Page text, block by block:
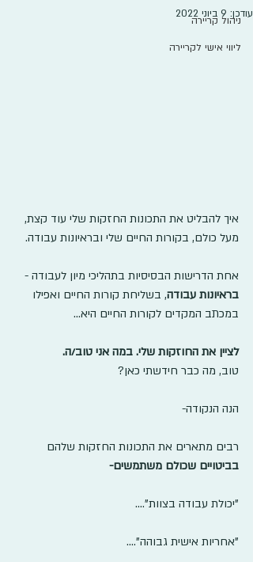
ניהול קריירה
ליווי אישי לקריירה
עודכן: 9 ביוני 2022
איך להבליט את התכונות החזקות שלי עוד קצת,
מעל כולם, בקורות החיים שלי ובראיונות עבודה.
אחת הדרישות הבסיסיות בתהליכי מיון לעבודה -
בראיונות עבודה, בשליחת קורות החיים ואפילו
במכתב המקדים לקורות החיים היא...
לציין את החוזקות שלי. במה אני טוב/ה.
טוב, מה כבר חידשתי כאן?
הנה הנקודה-
רבים מתארים את התכונות החזקות שלהם
בביטויים שכולם משתמשים-
"יכולת עבודה בצוות"....
"אחריות אישית גבוהה"....